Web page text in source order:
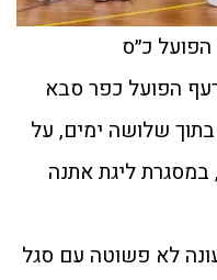
הפועל כ״ס
הפועל כפר סבא
שלושה ימים, על
במסגרת ליגת אתנה
לא פשוטה עם סגל